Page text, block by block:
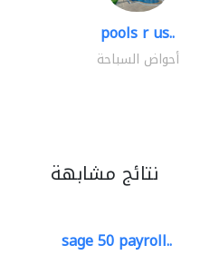
pools r us..
أحواض السباحة
نتائج مشابهة
sage 50 payroll..